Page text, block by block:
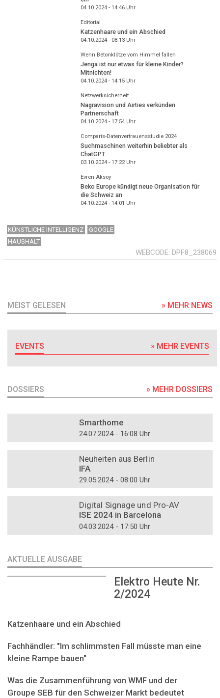
04.10.2024 - 14:46Uhr
Editorial
Katzenhaare und ein Abschied
04.10.2024 - 08:13Uhr
Wenn Betonklötze vom Himmel fallen
Jenga ist nur etwas für kleine Kinder?
Mitnichten!
04.10.2024 - 14:15Uhr
Netzwerksicherheit
Nagravision und Airties verkünden
Partnerschaft
04.10.2024 - 17:54Uhr
Comparis-Datenvertrauensstudie 2024
Suchmaschinen weiterhin beliebter als
ChatGPT
03.10.2024 - 17:22Uhr
Evren Aksoy
Beko Europe kündigt neue Organisation für
die Schweiz an
04.10.2024 - 14:01 Uhr
KÜNSTLICHE INTELLIGENZ
GOOGLE
HAUSHALT
WEBCODE DPF8_238069
MEIST GELESEN » MEHR NEWS
EVENTS » MEHR EVENTS
DOSSIERS » MEHR DOSSIERS
Smarthome
24.07.2024 - 16:08 Uhr
Neuheiten aus Berlin
IFA
29.05.2024 - 08:00 Uhr
Digital Signage und Pro-AV
ISE 2024 in Barcelona
04.03.2024 - 17:50 Uhr
AKTUELLE AUSGABE
Elektro Heute Nr.
2/2024
Katzenhaare und ein Abschied
Fachhändler: "Im schlimmsten Fall müsste man eine
kleine Rampe bauen"
Was die Zusammenführung von WMF und der
Groupe SEB für den Schweizer Markt bedeutet